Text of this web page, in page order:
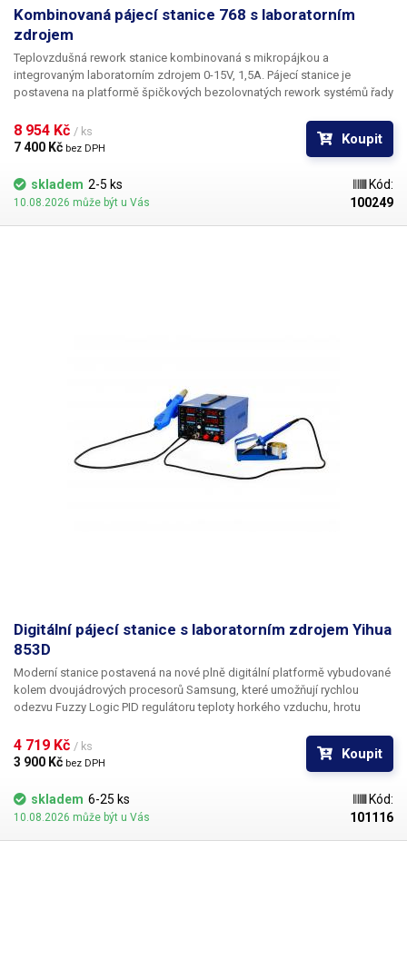
Kombinovaná pájecí stanice 768 s laboratorním
zdrojem
Teplovzdušná rework stanice kombinovaná s mikropájkou a
integrovaným laboratorním zdrojem 0-15V, 1,5A. Pájecí stanice je
postavena na platformě špičkových bezolovnatých rework systémů řady
vzduchu. Všechny parametry pájecích komponent systému i
laboratorního zdroje jsou během práce neustále zobrazovány na
8 954 Kč / ks
7 400 Kč bez DPH
Koupit
skladem 2-5 ks
10.08.2026 může být u Vás
Kód:
100249
Digitální pájecí stanice s laboratorním zdrojem Yihua
853D
Moderní stanice postavená na nové plně digitální platformě vybudované
kolem dvoujádrových procesorů Samsung, které umožňují rychlou
odezvu Fuzzy Logic PID regulátoru teploty horkého vzduchu, hrotu
stanice, kvalita komponent a stejně tak dílenské zpracování výrobků
Yihua představuje posun o třídu výše oproti entry-level systémům řady
4 719 Kč / ks
3 900 Kč bez DPH
Koupit
skladem 6-25 ks
10.08.2026 může být u Vás
Kód:
101116